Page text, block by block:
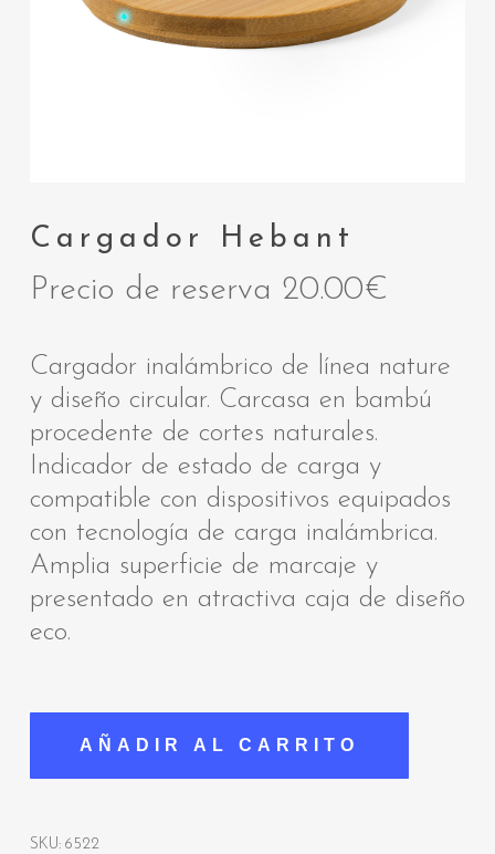
Cargador Hebant
Precio de reserva 20.00€
Cargador inalámbrico de línea nature
y diseño circular. Carcasa en bambú
procedente de cortes naturales.
Indicador de estado de carga y
compatible con dispositivos equipados
con tecnología de carga inalámbrica.
Amplia superficie de marcaje y
presentado en atractiva caja de diseño
eco.
AÑADIR AL CARRITO
SKU: 6522